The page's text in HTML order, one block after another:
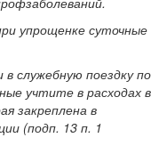
упрощенке суточные
служебную поездку по
учтите в расходах в
закреплена в
(подп. 13 п. 1